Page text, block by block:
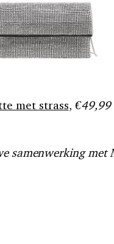
met strass, €49,99
samenwerking met